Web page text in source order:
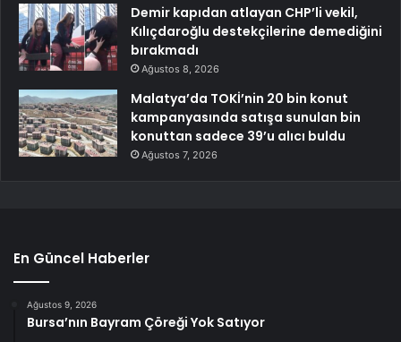
Demir kapıdan atlayan CHP’li vekil,
Kılıçdaroğlu destekçilerine demediğini
bırakmadı
Ağustos 8, 2026
Malatya’da TOKİ’nin 20 bin konut
kampanyasında satışa sunulan bin
konuttan sadece 39’u alıcı buldu
Ağustos 7, 2026
En Güncel Haberler
Ağustos 9, 2026
Bursa’nın Bayram Çöreği Yok Satıyor